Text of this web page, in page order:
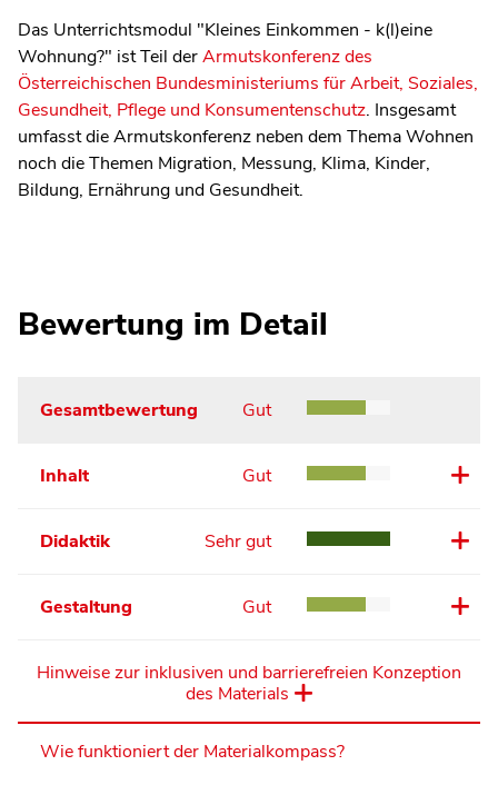
Das Unterrichtsmodul "Kleines Einkommen - k(l)eine
Wohnung?" ist Teil derArmutskonferenz des
Österreichischen Bundesministeriums für Arbeit, Soziales,
Gesundheit, Pflege und Konsumentenschutz. Insgesamt
umfasst die Armutskonferenz neben dem Thema Wohnen
noch die Themen Migration, Messung, Klima, Kinder,
Bildung, Ernährung und Gesundheit.
Bewertung im Detail
Gesamtbewertung Gut
Inhalt Gut
Didaktik Sehr gut
Gestaltung Gut
Hinweise zur inklusiven und barrierefreien Konzeption
des Materials
Wie funktioniert der Materialkompass?